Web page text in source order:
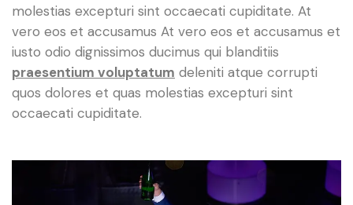
molestias excepturi sint occaecati cupiditate. At
vero eos et accusamus At vero eos et accusamus et
iusto odio dignissimos ducimus qui blanditiis
praesentium voluptatum deleniti atque corrupti
quos dolores et quas molestias excepturi sint
occaecati cupiditate.